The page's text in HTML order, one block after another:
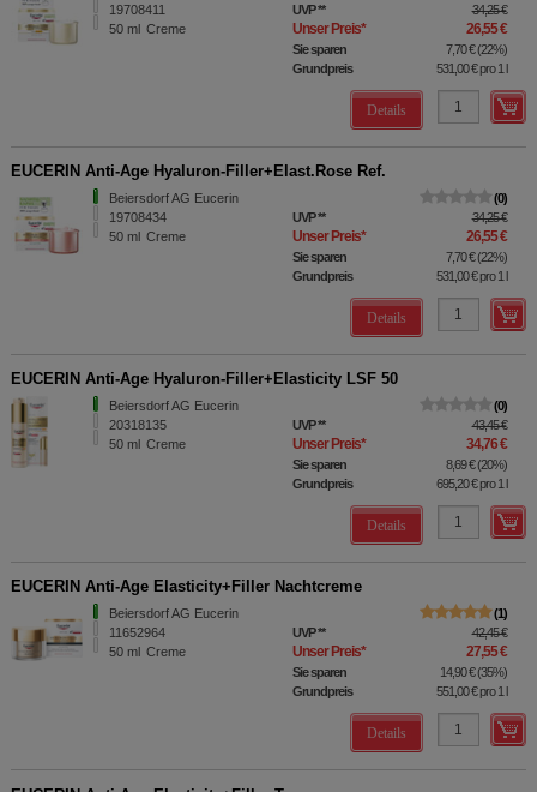
19708411
50 ml Creme
UVP** 34,25 €
Unser Preis* 26,55 €
Sie sparen 7,70 €(22%)
Grundpreis
531,00 €pro 1 l
Details
EUCERIN Anti-Age Hyaluron-Filler+Elast.Rose Ref.
Beiersdorf AG Eucerin
19708434
50 ml Creme
0
UVP** 34,25 €
Unser Preis* 26,55 €
Sie sparen 7,70 €(22%)
Grundpreis
531,00 €pro 1 l
Details
EUCERIN Anti-Age Hyaluron-Filler+Elasticity LSF 50
Beiersdorf AG Eucerin
20318135
50 ml Creme
0
UVP** 43,45 €
Unser Preis* 34,76 €
Sie sparen 8,69 €(20%)
Grundpreis
695,20 €pro 1 l
Details
EUCERIN Anti-Age Elasticity+Filler Nachtcreme
Beiersdorf AG Eucerin
11652964
50 ml Creme
1
UVP** 42,45 €
Unser Preis* 27,55 €
Sie sparen 14,90 €(35%)
Grundpreis
551,00 €pro 1 l
Details